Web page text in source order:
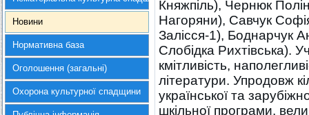
Новини
Нормативна база
Оголошення (загальні)
Охорона культурної спадщини
Княжпіль), Чернюк
Нагоряни), Савчук
Залісся-1), Боднарчук
Слобідка Рихтівська).
кмітливість,
літератури. Упродовж
української та
шкільної програми,